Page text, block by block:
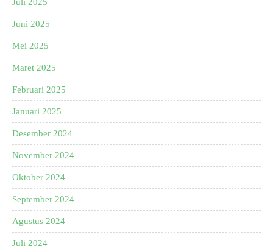
Juni 2025
Mei 2025
Maret 2025
Februari 2025
Januari 2025
Desember 2024
November 2024
Oktober 2024
September 2024
Agustus 2024
Juli 2024